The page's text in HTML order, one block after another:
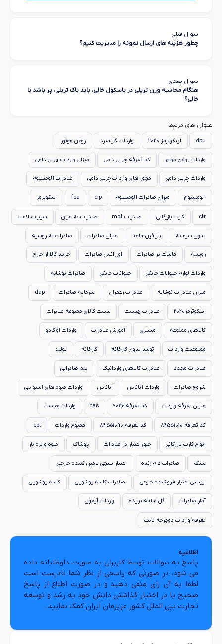
سوال قبلی
چطور هزینه های ارسال نمونه را مدیریت کنیم؟
سوال بعدی
هنگام محاسبه وزن تریلی در باسکول خالی، باید باک تریلی، پر باشد یا
خالی؟
عنوان های مرتبط
dpu اینکوترمز 2020 واردات گاز مبرد روغن موتور
واردات روغن موتور کد تعرفه چربی دامی میزان واردات چربی دامی
واردات چربی دامی مجوز های واردات چربی دامی صادرات آلومینیوم
آلومینیوم میزان صادرات آلومینیوم cip
fca اینکوترمز
cfr کارت بازرگانی صادرات mdf صادرات به عراق سیب سلامت
بدون سرمایه پارافین جامد میزان صادرات صادرات به روسیه
روسیه مالیات بر صادرات اورژانس صادرات خرید کالا از خارج
واردات لوازم حیوانات خانگی حیوانات خانگی صادرات نوشابه
میزان صادرات نوشابه صادرات زعفران سرمایه صادرات dap
اینکوترمز2020 صادرات چیست لیست کالای ممنوعه صادرات
کالاهای ممنوعه مشتری آموزش صادرات واردات آواکادو
ممنوعیت واردات تولید بدون کارخانه کارخانه تولید
صادرات مجدد صادرات کالاهای وارداتیگ تیم صادراتی
شروع صادرات واردات آناناس آناناس واردات میوه های استوایی
میزان تعرفه واردات کد تعرفه 9026 fas واردات چیست
کد تعرفه 84551010 کد تعرفه 84551090 ممنوع واردات cpt
انواع کارت بازرگانی خلق اعتبار در صادرات پوشاک میوه و تره بار
سنگ صادرات دام زنده اعتبار سنجی تامین کننده خارجی
ارزیابی اعتبار فروشنده خارجی صادرات کاسه روشویی کاسه روشویی
آمار صادرات گل شاخه بریده واردات آیفون
تعرفه واردات دوچرخه ثابت
اطلاعیه
پاسخ به سوالات توسط کاربران به صورت داوطلبانه داده
می شود، در صورتی که پاسخی از نظر شما نادرست است
لطفا به آن رای منفی دهید و در صورت اطلاع از پاسخ
صحیح با در اختیار گذاشتن دانش خود به رشد و توسعه
تجارت بین الملل کشور عزیزمان ایران کمک نمایید.